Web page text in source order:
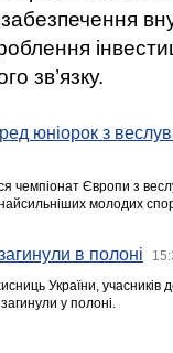
забезпечення
зв’язку.
юніорок з
чемпіонат Європи з
молодих
в полоні
України,
у полоні.